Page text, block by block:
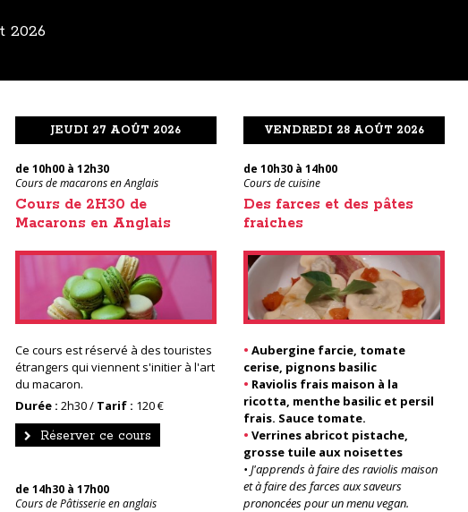
2026
JEUDI 27 AOÛT 2026
de 10h00 à 12h30
Cours de macarons en Anglais
Cours de 2H30 de
Macarons en Anglais
Ce cours est réservé à des touristes
étrangers qui viennent s'initier à l'art
du macaron.
Durée : 2h30 / Tarif : 120 €
Réserver ce cours
de 14h30 à 17h00
Cours de Pâtisserie en anglais
VENDREDI 28 AOÛT 2026
de 10h30 à 14h00
Cours de cuisine
Des farces et des pâtes
fraiches
• Aubergine farcie, tomate
cerise, pignons basilic
• Raviolis frais maison à la
ricotta, menthe basilic et persil
frais. Sauce tomate.
• Verrines abricot pistache,
grosse tuile aux noisettes
• J'apprends à faire des raviolis maison
et à faire des farces aux saveurs
prononcées pour un menu vegan.